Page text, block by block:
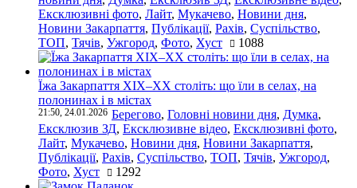
Ексклюзивні фото, Лайт, Мукачево, Новини дня,
Новини Закарпаття, Публікації, Рахів, Суспільство,
ТОП, Тячів, Ужгород, Фото, Хуст 1088
Їжа Закарпаття ХІХ–ХХ століть: що їли в селах, на
полонинах і в містах
21:50, 24.01.2026 Берегово, Головні новини дня, Думка,
Ексклюзив ЗД, Ексклюзивне відео, Ексклюзивні фото,
Лайт, Мукачево, Новини дня, Новини Закарпаття,
Публікації, Рахів, Суспільство, ТОП, Тячів, Ужгород,
Фото, Хуст 1292